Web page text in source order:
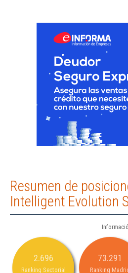
Resumen de
Intelligent Evolution Sl
2.696
Ranking Sectorial
73.291
Ranking